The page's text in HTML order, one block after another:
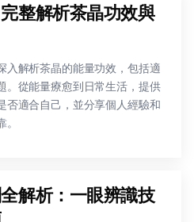
整解析茶晶功效與
入解析茶晶的能量功效，包括適
。從能量療愈到日常生活，提供
否適合自己，並分享個人經驗和
解析：一眼辨識技